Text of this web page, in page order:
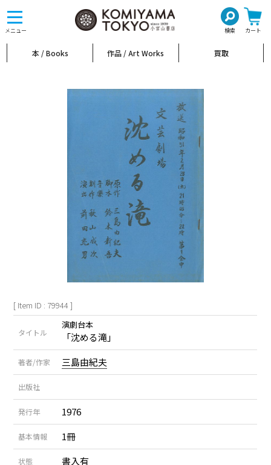
メニュー 検索 カート
toggle
navigation
本 / Books 作品 / Art Works 買取
[ Item ID : 79944 ]
タイトル
演劇台本
「沈める滝」
著者/作家 三島由紀夫
出版社
発行年 1976
基本情報 1冊
状態 書入有